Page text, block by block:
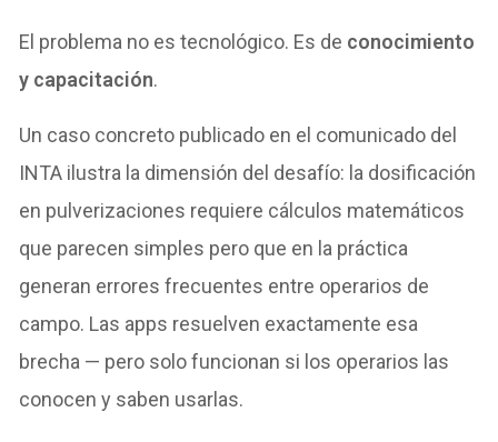
El problema no es tecnológico. Es de conocimiento
y capacitación.
Un caso concreto publicado en el comunicado del
INTA ilustra la dimensión del desafío: la dosificación
en pulverizaciones requiere cálculos matemáticos
que parecen simples pero que en la práctica
generan errores frecuentes entre operarios de
campo. Las apps resuelven exactamente esa
brecha — pero solo funcionan si los operarios las
conocen y saben usarlas.